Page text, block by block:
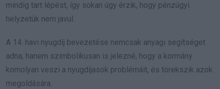
mindig tart lépést, így sokan úgy érzik, hogy pénzügyi
helyzetük nem javul.
A 14. havi nyugdíj bevezetése nemcsak anyagi segítséget
adna, hanem szimbolikusan is jelezné, hogy a kormány
komolyan veszi a nyugdíjasok problémáit, és törekszik azok
megoldására.